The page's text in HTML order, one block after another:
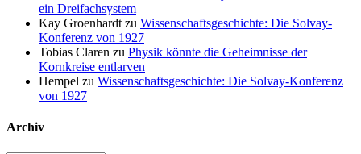
ein Dreifachsystem
Kay Groenhardt zu Wissenschaftsgeschichte: Die Solvay-
Konferenz von 1927
Tobias Claren zu Physik könnte die Geheimnisse der
Kornkreise entlarven
Hempel zu Wissenschaftsgeschichte: Die Solvay-Konferenz
von 1927
Archiv